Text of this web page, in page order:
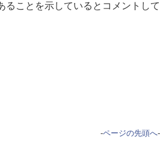
ることを示しているとコメントして
-ページの先頭へ-